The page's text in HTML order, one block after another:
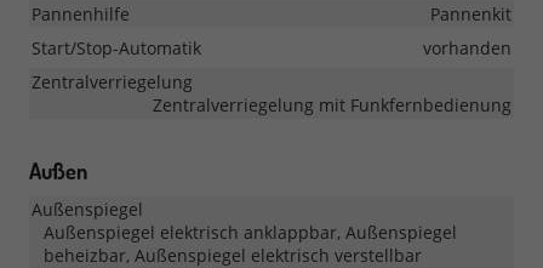
Pannenhilfe
Pannenkit
Start/Stop-Automatik
vorhanden
Zentralverriegelung
Zentralverriegelung mit Funkfernbedienung
Außen
Außenspiegel
Außenspiegel elektrisch anklappbar, Außenspiegel
beheizbar, Außenspiegel elektrisch verstellbar